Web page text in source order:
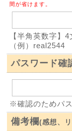
間が省けます。
【半角英数字】
（例）real2544
パスワード確
※確認のためパ
備考欄(感想、